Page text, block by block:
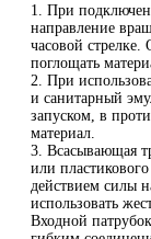
1. При
направление
часовой
поглощать
2. При
и санитарный
запуском, в
материал.
3. Всасывающая
или
действием силы
использовать
Входной